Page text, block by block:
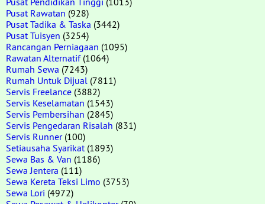
Pusat Rawatan (928)
Pusat Tadika & Taska (3442)
Pusat Tuisyen (3254)
Rancangan Perniagaan (1095)
Rawatan Alternatif(1064)
Rumah Sewa (7243)
Rumah Untuk Dijual (7811)
Servis Freelance (3882)
Servis Keselamatan (1543)
Servis Pembersihan (2845)
Servis Pengedaran Risalah (831)
Servis Runner(100)
Setiausaha Syarikat (1893)
Sewa Bas & Van (1186)
Sewa Jentera (111)
Sewa Kereta Teksi Limo (3753)
Sewa Lori (4972)